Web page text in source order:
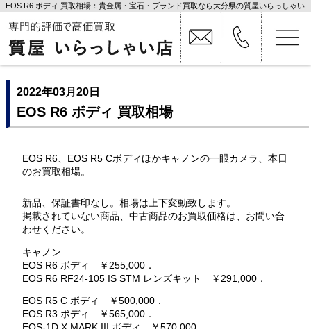
EOS R6 ボディ 買取相場：貴金属・宝石・ブランド買取なら大分県の質屋いらっしゃい
2022年03月20日
EOS R6 ボディ 買取相場
EOS R6、EOS R5 Cボディほかキャノンの一眼カメラ、本日
のお買取相場。
新品、保証書印なし。相場は上下変動致します。
掲載されていない商品、中古商品のお買取価格は、お問い合
わせください。
キャノン
EOS R6 ボディ ￥255,000．
EOS R6 RF24-105 IS STM レンズキット ￥291,000．
EOS R5 C ボディ ￥500,000．
EOS R3 ボディ ￥565,000．